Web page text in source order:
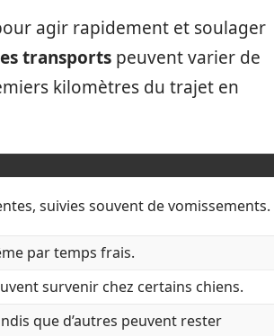
agir rapidement et soulager
transports peuvent varier de
kilomètres du trajet en
suivies souvent de vomissements.
par temps frais.
survenir chez certains chiens.
que d’autres peuvent rester